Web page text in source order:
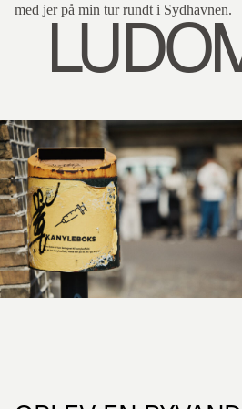
med jer på min tur rundt i Sydhavnen.